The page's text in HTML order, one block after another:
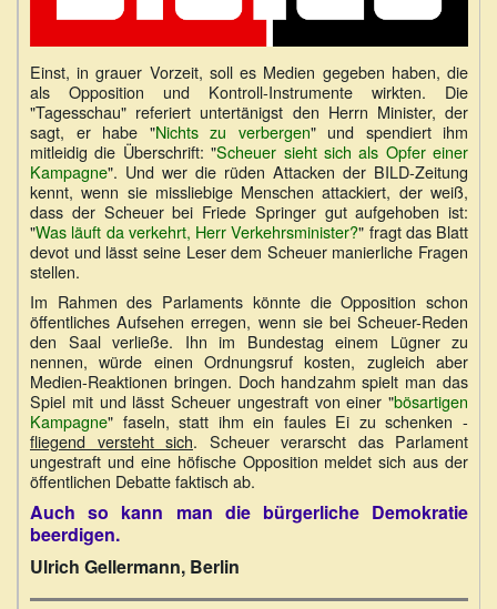
Einst, in grauer Vorzeit, soll es Medien gegeben haben, die
als Opposition und Kontroll-Instrumente wirkten. Die
"Tagesschau" referiert untertänigst den Herrn Minister, der
sagt, er habe "Nichts zu verbergen" und spendiert ihm
mitleidig die Überschrift: "Scheuer sieht sich als Opfer einer
Kampagne". Und wer die rüden Attacken der BILD-Zeitung
kennt, wenn sie missliebige Menschen attackiert, der weiß,
dass der Scheuer bei Friede Springer gut aufgehoben ist:
"Was läuft da verkehrt, Herr Verkehrsminister?" fragt das Blatt
devot und lässt seine Leser dem Scheuer manierliche Fragen
stellen.
Im Rahmen des Parlaments könnte die Opposition schon
öffentliches Aufsehen erregen, wenn sie bei Scheuer-Reden
den Saal verließe. Ihn im Bundestag einem Lügner zu
nennen, würde einen Ordnungsruf kosten, zugleich aber
Medien-Reaktionen bringen. Doch handzahm spielt man das
Spiel mit und lässt Scheuer ungestraft von einer "bösartigen
Kampagne" faseln, statt ihm ein faules Ei zu schenken -
fliegend versteht sich. Scheuer verarscht das Parlament
ungestraft und eine höfische Opposition meldet sich aus der
öffentlichen Debatte faktisch ab.
Auch so kann man die bürgerliche Demokratie
beerdigen.
Ulrich Gellermann, Berlin